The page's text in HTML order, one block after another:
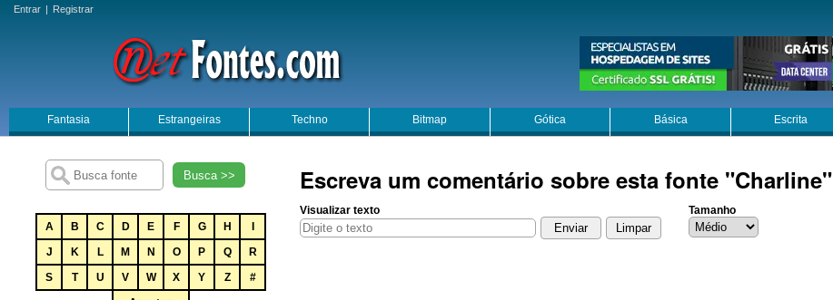
Entrar | Registrar
Fantasia Estrangeiras Techno Bitmap Gótica Básica Escrita
Busca >>
A B C D E F G H
J
K L M N O P Q
R
S
T U V W X Y Z
#
Escreva um comentário sobre esta fonte "Charline"
Visualizar texto Tamanho